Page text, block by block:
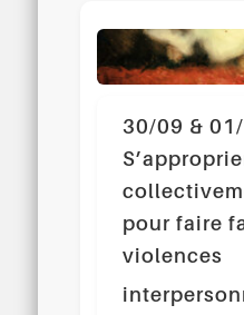
30/09 &
pour faire
violences